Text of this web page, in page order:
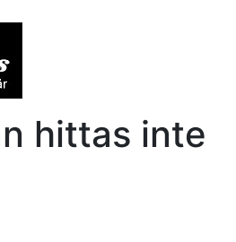
hittas inte